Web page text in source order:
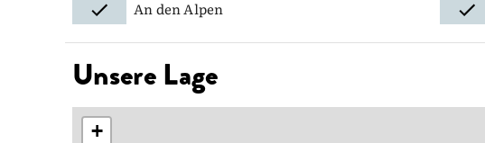
An den Alpen
Unsere Lage
+